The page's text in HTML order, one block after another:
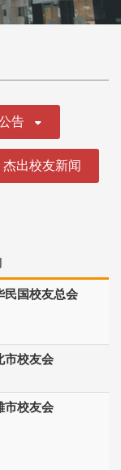
告
杰出校友新闻
民国校友总会
市校友会
市校友会